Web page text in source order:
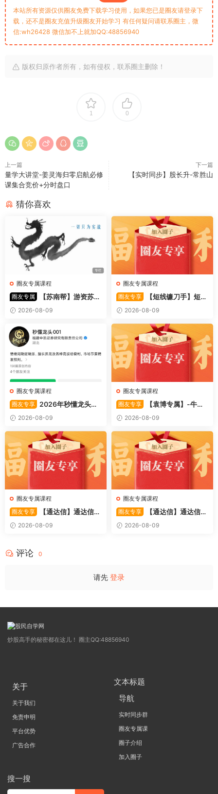
本站所有资源仅供圈友免费下载学习使用，如果您已是圈友请登录下
载，还不是圈友充值升级圈友开始学习 有任何疑问请联系圈主，微
信:wh26428 微信加不上就加QQ:48856940
版权归原作者所有，如有侵权，联系圈主删除！
1 0
上一篇
量学大讲堂-姜灵海归零启航必修
课集合竞价+分时盘口
下一篇
【实时同步】股长升-常胜山
猜你喜欢
圈友专属课程
圈友专属
【苏南帮】游资苏南
帮资金情绪模式-强势股 视频
44文件
2026-08-09
圈友专属课程
圈友专享
【短线镰刀手】短线
镰刀手《强者恒强战法模型》
合集文章+指标
2026-08-09
圈友专属课程
圈友专享
2026年秒懂龙头股
001训练营内部课件资料
2026-08-09
圈友专属课程
圈友专享
【袁博专属】-牛散
特训营专栏 （牛散专属 加息-
机遇-财富）共4视频
2026-08-09
圈友专属课程
圈友专享
【通达信】通达信
〖利多阳〗副图/选股 全均线
多头排列与超强阳线选股策略
2026-08-09
圈友专属课程
圈友专享
【通达信】通达信
〖踏浪而行〗副图指标 用筹码
和MACD捕捉市场的节奏 源码
2026-08-09
评论 0
请先 登录
炒股高手的秘密都在这儿！ 圈主QQ:48856940
关于
关于我们
免责申明
平台优势
广告合作
文本标题
导航
实时同步群
圈友专属课
圈子介绍
加入圈子
搜一搜